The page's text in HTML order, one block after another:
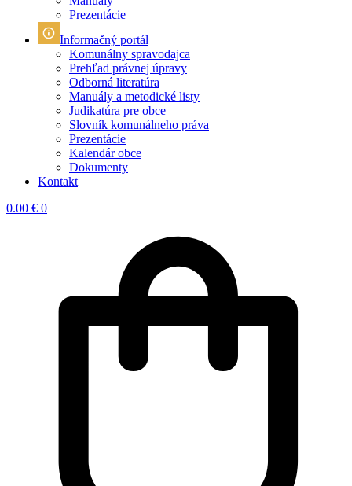
Prezentácie
Informačný portál
Komunálny spravodajca
Prehľad právnej úpravy
Odborná literatúra
Manuály a metodické listy
Judikatúra pre obce
Slovník komunálneho práva
Prezentácie
Kalendár obce
Dokumenty
Kontakt
0.00 € 0